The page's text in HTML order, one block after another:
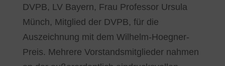
DVPB, LV Bayern, Frau Professor Ursula
Münch, Mitglied der DVPB, für die
Auszeichnung mit dem Wilhelm-Hoegner-
Preis. Mehrere Vorstandsmitglieder nahmen